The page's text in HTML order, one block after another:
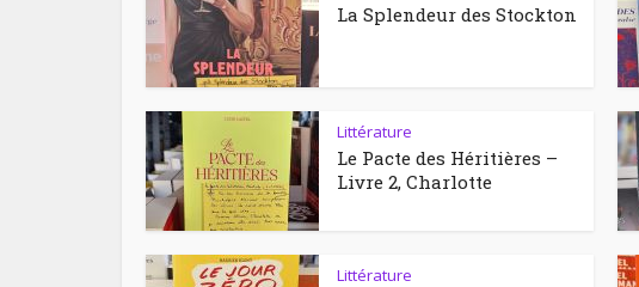
La Splendeur des Stockton
Littérature
Le Pacte des Héritières –
Livre 2, Charlotte
Littérature